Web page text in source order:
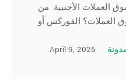
العملات الأجنبية من
April 9, 2025